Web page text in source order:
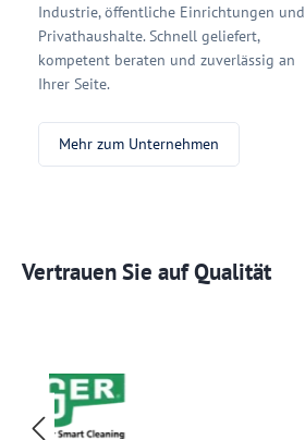
Industrie, öffentliche Einrichtungen und
Privathaushalte. Schnell geliefert,
kompetent beraten und zuverlässig an
Ihrer Seite.
Mehr zum Unternehmen
Vertrauen Sie auf Qualität